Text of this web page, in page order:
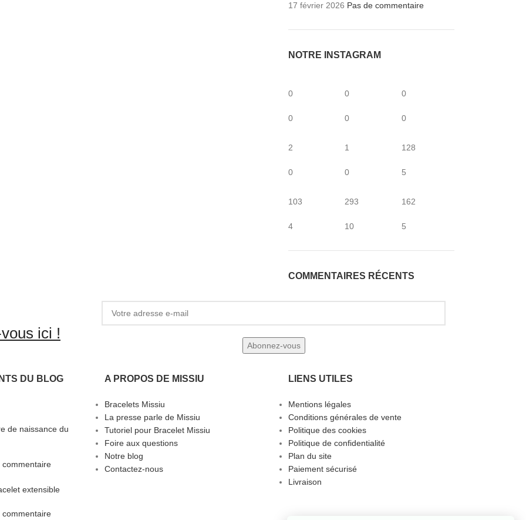
17 février 2026 Pas de commentaire
NOTRE INSTAGRAM
0
0
0
0
0
0
2
0
1
0
128
5
103
4
293
10
162
5
COMMENTAIRES RÉCENTS
ici !
DU BLOG
de naissance du
commentaire
extensible
commentaire
A PROPOS DE MISSIU
Bracelets Missiu
La presse parle de Missiu
Tutoriel pour Bracelet Missiu
Foire aux questions
Notre blog
Contactez-nous
LIENS UTILES
Mentions légales
Conditions générales de vente
Politique des cookies
Politique de confidentialité
Plan du site
Paiement sécurisé
Livraison